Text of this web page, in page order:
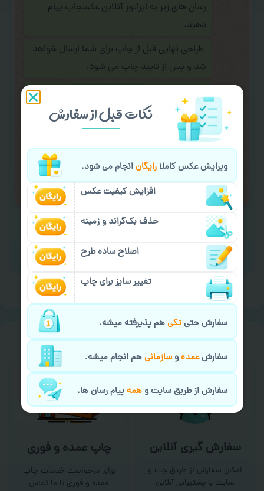
رسان های زیر به اپراتور آنلاین عکسچاپ پیام
دهید.
طراحی نهایی قبل از چاپ برای شما ارسال خواهد
شد و پس از تایید چاپ می شود.
کردن متن و عکس) یا هماهنگی ارسال و یا
کادو کردن سفارش
با اپراتو عکسچاپ هماهنگی
لازم را انجام دهید.
ایمیل جهت ثبت یا پیگیری سفارش:
aks4chap.com@gmail.com
برای ارسال پیام کلیک کنید
خیالت راحت ازسفارش گیری
سفارش گیری آنلاین
امکان سفارش از طریق چت و
سایت با پشتیبانی آنلاین
چاپ عمده و فوری
برای درخواست خدمات چاپ
عمده و فوری با ما تماس
نکات قبل از سفارش
ویرایش عکس کاملارایگانانجام می شود.
افزایش کیفیت عکس
حذف بک‌گراند و زمینه
اصلاح ساده طرح
تغییر سایز برای چاپ
سفارش حتیتکیهم پذیرفته میشه.
سفارشعمدهوسازمانیهم انجام میشه.
سفارش از طریق سایت وهمهپیام رسان ها.